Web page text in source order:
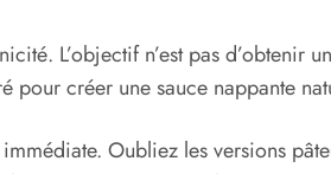
L’objectif n’est pas d’obtenir
pour créer une sauce nappante
Oubliez les versions